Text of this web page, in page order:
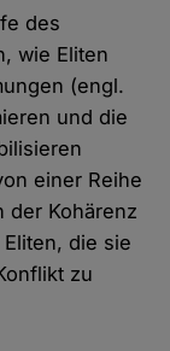
des
wie Eliten
(engl.
und die
einer Reihe
der Kohärenz
die sie
zu